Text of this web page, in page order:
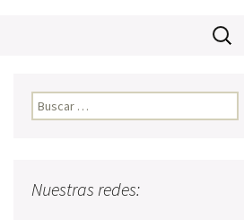
Buscar:
Buscar:
Nuestras redes: